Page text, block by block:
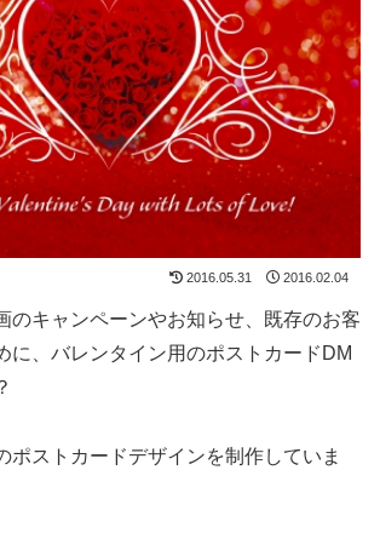
2016.05.31 2016.02.04
のキャンペーンやお知らせ、既存のお客
に、バレンタイン用のポストカードDM
ポストカードデザインを制作していま